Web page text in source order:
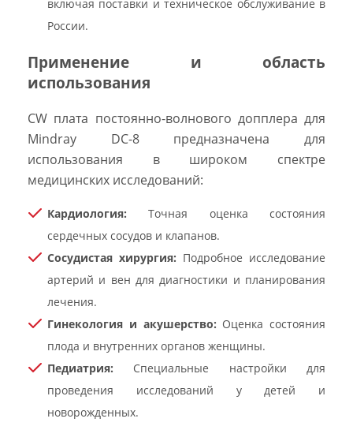
включая поставки и техническое обслуживание в
России.
Применение и область
использования
CW плата постоянно-волнового допплера для
Mindray DC-8 предназначена для
использования в широком спектре
медицинских исследований:
Кардиология: Точная оценка состояния
сердечных сосудов и клапанов.
Сосудистая хирургия: Подробное исследование
артерий и вен для диагностики и планирования
лечения.
Гинекология и акушерство: Оценка состояния
плода и внутренних органов женщины.
Педиатрия: Специальные настройки для
проведения исследований у детей и
новорожденных.